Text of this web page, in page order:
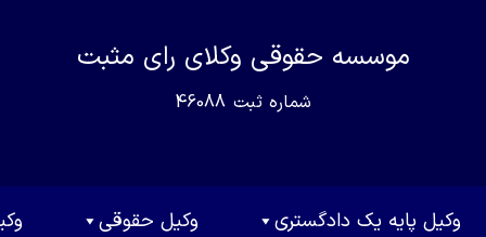
موسسه حقوقی وکلای رای مثبت
شماره ثبت
وکیل پایه یک دادگستری وکیل حقوقی